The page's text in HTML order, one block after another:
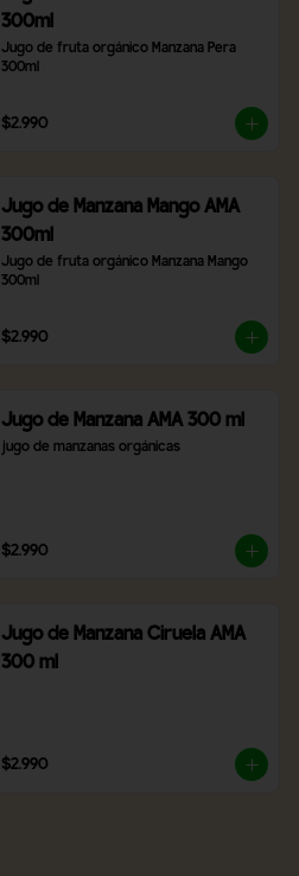
300ml
Jugo de fruta orgánico Manzana Pera
300ml
$2.990
Jugo de Manzana Mango AMA
300ml
Jugo de fruta orgánico Manzana Mango
300ml
$2.990
Jugo de Manzana AMA 300 ml
jugo de manzanas orgánicas
$2.990
Jugo de Manzana Ciruela AMA
300 ml
$2.990